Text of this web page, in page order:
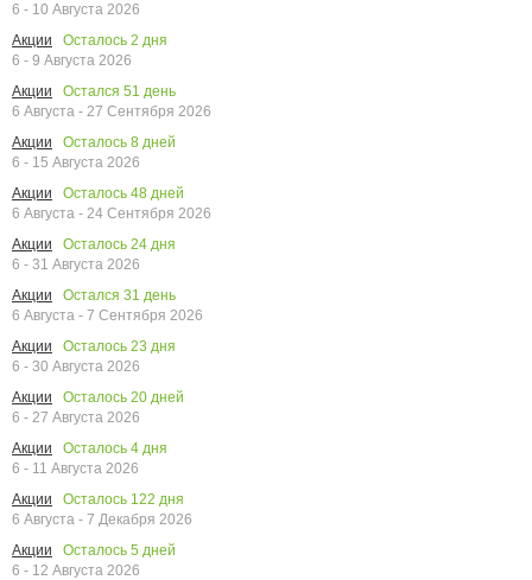
6 - 10 Августа 2026
Акции
Осталось 2 дня
6 - 9 Августа 2026
Акции
Остался 51 день
6 Августа - 27 Сентября 2026
Акции
Осталось 8 дней
6 - 15 Августа 2026
Акции
Осталось 48 дней
6 Августа - 24 Сентября 2026
Акции
Осталось 24 дня
6 - 31 Августа 2026
Акции
Остался 31 день
6 Августа - 7 Сентября 2026
Акции
Осталось 23 дня
6 - 30 Августа 2026
Акции
Осталось 20 дней
6 - 27 Августа 2026
Акции
Осталось 4 дня
6 - 11 Августа 2026
Акции
Осталось 122 дня
6 Августа - 7 Декабря 2026
Акции
Осталось 5 дней
6 - 12 Августа 2026